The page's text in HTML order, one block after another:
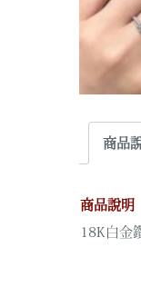
商品
商品說明
18K白金